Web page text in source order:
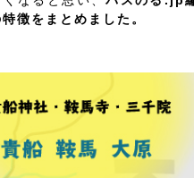
徴をまとめました。